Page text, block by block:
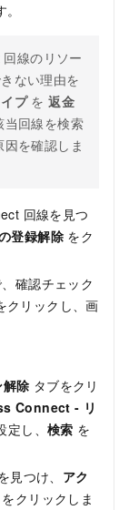
線のリソー
ない理由を
プを返金
当回線を検索
因を確認しま
回線を見つ
登録解除 をク
確認チェック
クリックし、画
除 タブをクリ
Connect - リ
定し、検索 を
つけ、 アク
クリックしま